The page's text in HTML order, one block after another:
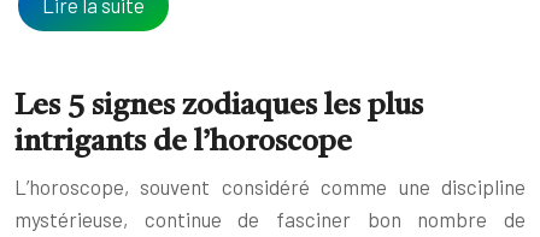
Les 5 signes zodiaques les plus
intrigants de l’horoscope
L’horoscope, souvent considéré comme une discipline
mystérieuse, continue de fasciner bon nombre de